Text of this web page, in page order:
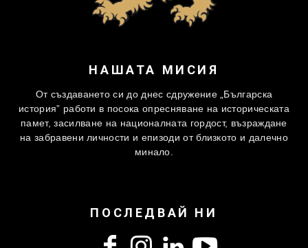
НАШАТА МИСИЯ
От създаването си до днес сдружение „Българска
история” работи в посока опресняване на историческата
памет, засилване на националната гордост, възраждане
на забравени личности и епизоди от близкото и далечно
минало.
ПОСЛЕДВАЙ НИ